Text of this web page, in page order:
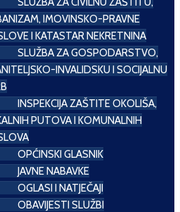
IMOVINSKO-PRAVNE
I KATASTAR NEKRETNINA
SLUŽBA ZA GOSPODARSTVO,
INVALIDSKU I SOCIJALNU
INSPEKCIJA ZAŠTITE OKOLIŠA,
PUTOVA I KOMUNALNIH
OPĆINSKI GLASNIK
JAVNE NABAVKE
OGLASI I NATJEČAJI
OBAVIJESTI SLUŽBI